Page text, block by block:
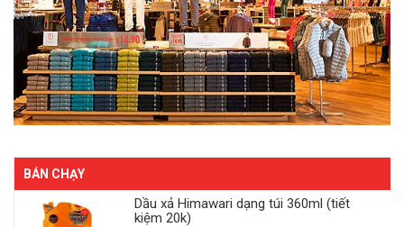
BÁN CHẠY
Dầu xả Himawari dạng túi 360ml (tiết
kiệm 20k)